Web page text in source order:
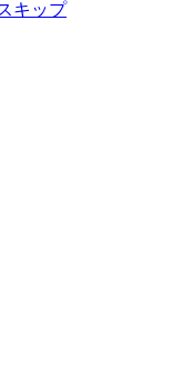
キップ